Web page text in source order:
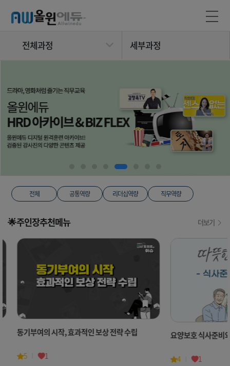
전체과정 세부과정
전체 공통역량 리더십역량 직무역량
🌟주인장추천메뉴 더보기
동기부여의 시작, 효과적인 보상 전략 수립
5 1
요양보호 식사준비와
4 1